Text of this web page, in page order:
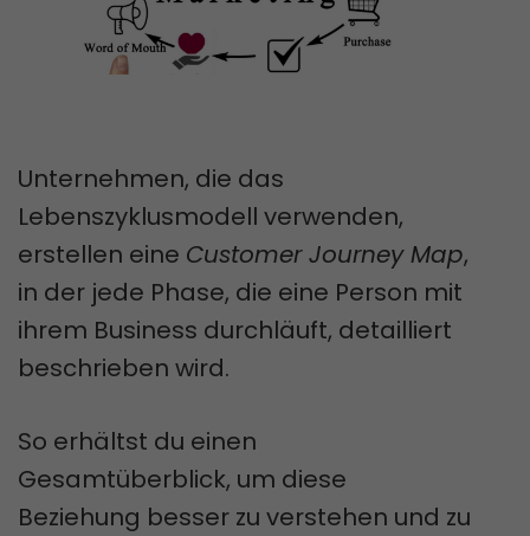
Unternehmen, die das
Lebenszyklusmodell verwenden,
erstellen eine Customer Journey Map,
in der jede Phase, die eine Person mit
ihrem Business durchläuft, detailliert
beschrieben wird.
So erhältst du einen
Gesamtüberblick, um diese
Beziehung besser zu verstehen und zu